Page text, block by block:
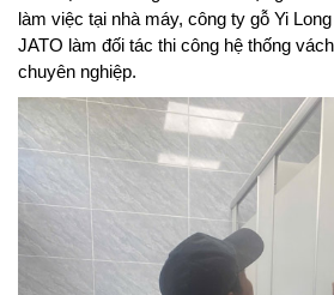
làm việc tại nhà máy, công ty gỗ Yi
JATO làm đối tác thi công hệ thống
chuyên nghiệp.